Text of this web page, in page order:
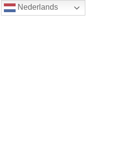
Nederlands